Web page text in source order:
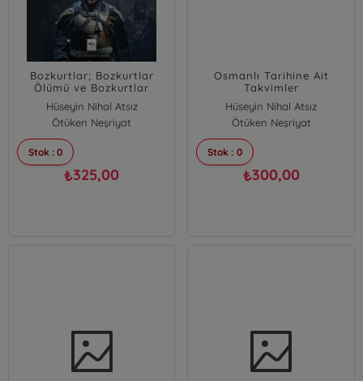
Bozkurtlar; Bozkurtlar
Ölümü ve Bozkurtlar
Diriliyor
Hüseyin Nihal Atsız
Ötüken Neşriyat
Stok : 0
₺325,00
Osmanlı Tarihine Ait
Takvimler
Hüseyin Nihal Atsız
Ötüken Neşriyat
Stok : 0
₺300,00